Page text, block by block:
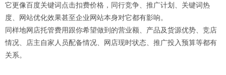
它更像百度关键词点击扣费价格，同行竞争、推广计划、关键词热
度、网站优化效果甚至企业网站本身对它都有影响。
同样地网店托管费用跟你希望做到的营业额、产品及货源优势、竞店
情况、店主自家人员配备情况、网店现时状态、推广投入预算等都有
关系。